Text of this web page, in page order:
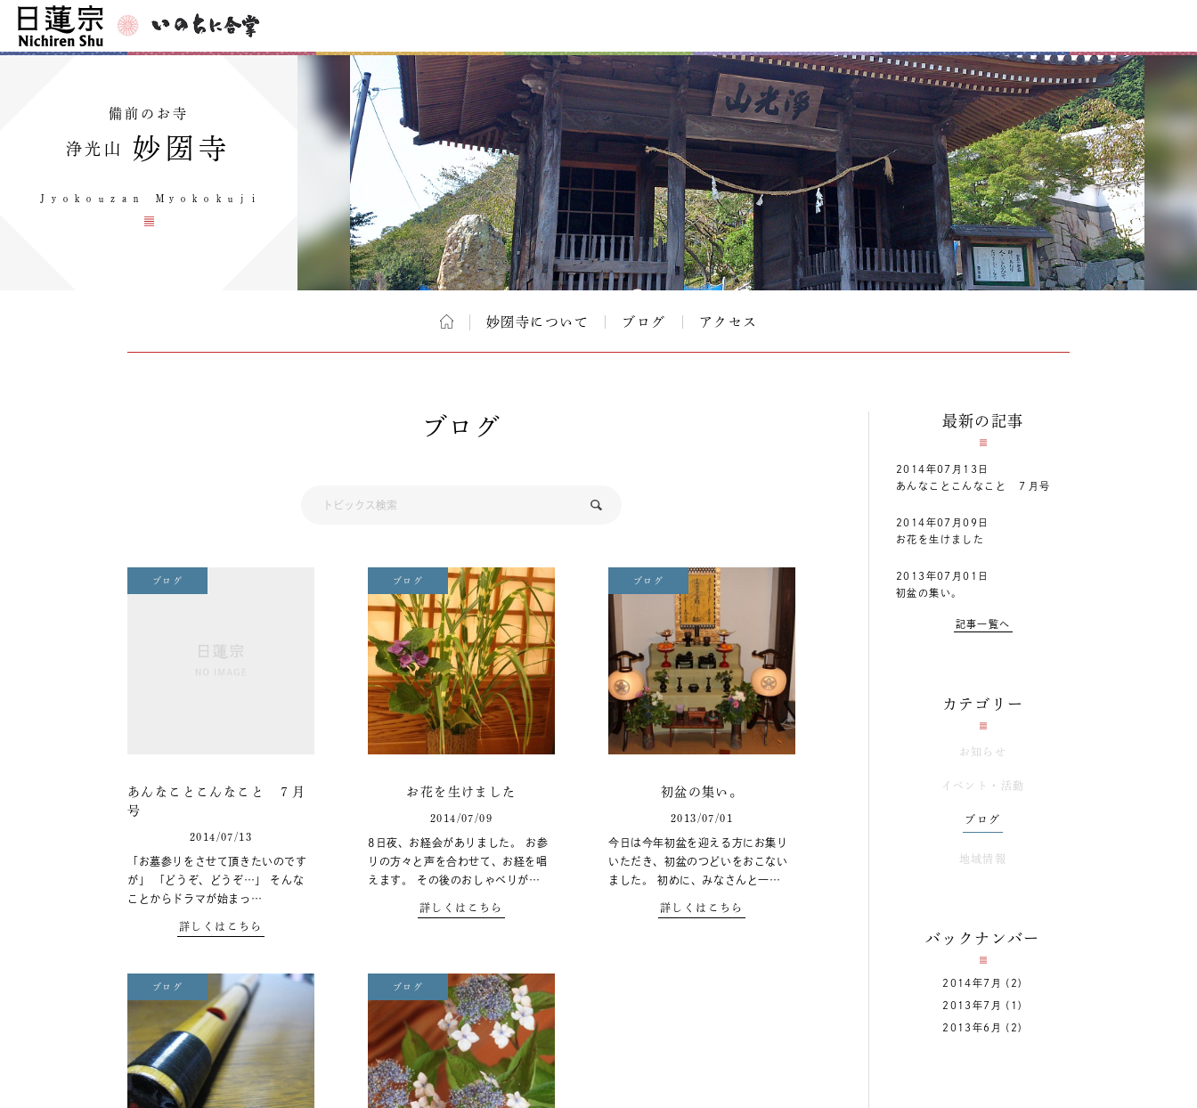
備前のお寺
浄光山 妙圀寺
Ｊｙｏｋｏｕｚａｎ Ｍｙｏｋｏｋｕｊｉ
妙圀寺について ブログ アクセス
ブログ
ブログ
あんなことこんなこと ７月
号
2014/07/13
「お墓参りをさせて頂きたいのです
が」 「どうぞ、どうぞ…」 そんな
ことからドラマが始まっ…
詳しくはこちら
ブログ
お花を生けました
2014/07/09
8日夜、お経会がありました。 お参
りの方々と声を合わせて、お経を唱
えます。 その後のおしゃべりが…
詳しくはこちら
ブログ
初盆の集い。
2013/07/01
今日は今年初盆を迎える方にお集り
いただき、初盆のつどいをおこない
ました。 初めに、みなさんと一…
詳しくはこちら
ブログ ブログ
最新の記事
2014年07月13日
あんなことこんなこと ７月号
2014年07月09日
お花を生けました
2013年07月01日
初盆の集い。
記事一覧へ
カテゴリー
お知らせ
イベント・活動
ブログ
地域情報
バックナンバー
2014年7月 (2)
2013年7月 (1)
2013年6月 (2)